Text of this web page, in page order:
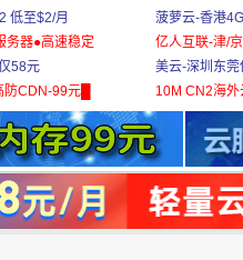
低至$2/月
务器●高速稳定
58元
防CDN-99元█
菠萝云-香港
亿人互联-津/
美云-深圳东
10M CN2海